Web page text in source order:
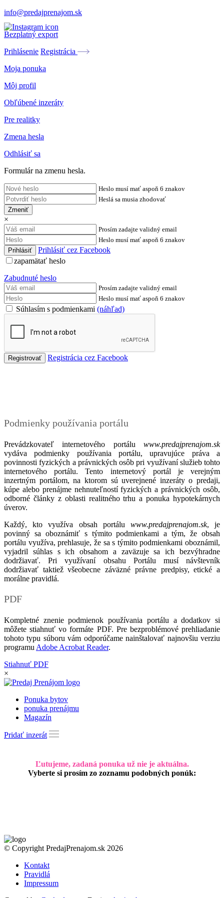
info@predajprenajom.sk
Bezplatný export
Prihlásenie Registrácia
Moja ponuka
Môj profil
Obľúbené inzeráty
Pre realitky
Zmena hesla
Odhlásiť sa
Formulár na zmenu hesla.
Heslo musí mať aspoň 6 znakov
Heslá sa musia zhodovať
Zmeniť
×
Prosím zadajte validný email
Heslo musí mať aspoň 6 znakov
Prihlásiť cez Facebook
zapamätať heslo
Zabudnuté heslo
Prosím zadajte validný email
Heslo musí mať aspoň 6 znakov
Súhlasím s podmienkami (náhľad)
Registrácia cez Facebook
Podmienky používania portálu
Prevádzkovateľ internetového portálu www.predajprenajom.sk
vydáva podmienky používania portálu, upravujúce práva a
povinnosti fyzických a právnických osôb pri využívaní služieb tohto
internetového portálu. Tento internetový portál je verejným
inzertným portálom, na ktorom sú uverejnené inzeráty o predaji,
kúpe alebo prenájme nehnuteľností fyzických a právnických osôb,
odborné články z oblasti realitného trhu a ponuka hypotekárnych
úverov.
Každý, kto využíva obsah portálu www.predajprenajom.sk, je
povinný sa oboznámiť s týmito podmienkami a tým, že obsah
portálu využíva, prehlasuje, že sa s týmito podmienkami oboznámil,
vyjadril súhlas s ich obsahom a zaväzuje sa ich bezvýhradne
dodržiavať. Pri využívaní obsahu Portálu musí návštevník
dodržiavať taktiež všeobecne záväzné právne predpisy, etické a
morálne pravidlá.
PDF
Kompletné znenie podmienok používania portálu a dodatkov si
môžete stiahnuť vo formáte PDF. Pre bezproblémové prehliadanie
tohoto typu súboru vám odporúčame nainštalovať najnovšiu verziu
programu Adobe Acrobat Reader.
Stiahnuť PDF
×
Ponuka bytov
ponuka prenájmu
Magazín
Pridať inzerát
Ľutujeme, zadaná ponuka už nie je aktuálna.
Vyberte si prosím zo zoznamu podobných ponúk:
© Copyright PredajPrenajom.sk 2026
Kontakt
Pravidlá
Impressum